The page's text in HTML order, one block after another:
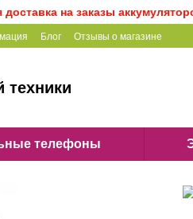
доставка на заказы
Блог Отзывы о магазине
техники
телефоны